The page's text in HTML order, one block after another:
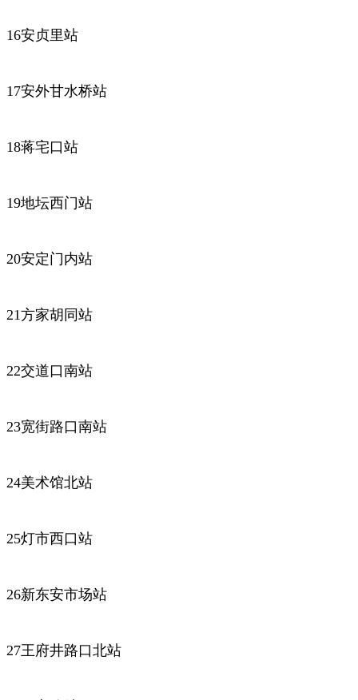
16安贞里站
17安外甘水桥站
18蒋宅口站
19地坛西门站
20安定门内站
21方家胡同站
22交道口南站
23宽街路口南站
24美术馆北站
25灯市西口站
26新东安市场站
27王府井路口北站